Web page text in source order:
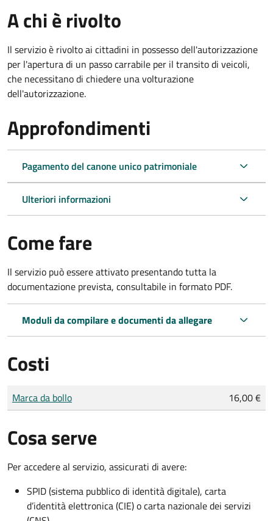
A chi è rivolto
Il servizio è rivolto ai cittadini in possesso dell'autorizzazione
per l'apertura di un passo carrabile per il transito di veicoli,
che necessitano di chiedere una volturazione
dell'autorizzazione.
Approfondimenti
Pagamento del canone unico patrimoniale
Ulteriori informazioni
Come fare
Il servizio può essere attivato presentando tutta la
documentazione prevista, consultabile in formato PDF.
Moduli da compilare e documenti da allegare
Costi
Tipo di pagamento
Importo
Marca da bollo 16,00 €
Cosa serve
Per accedere al servizio, assicurati di avere:
SPID (sistema pubblico di identità digitale), carta
d’identità elettronica (CIE) o carta nazionale dei servizi